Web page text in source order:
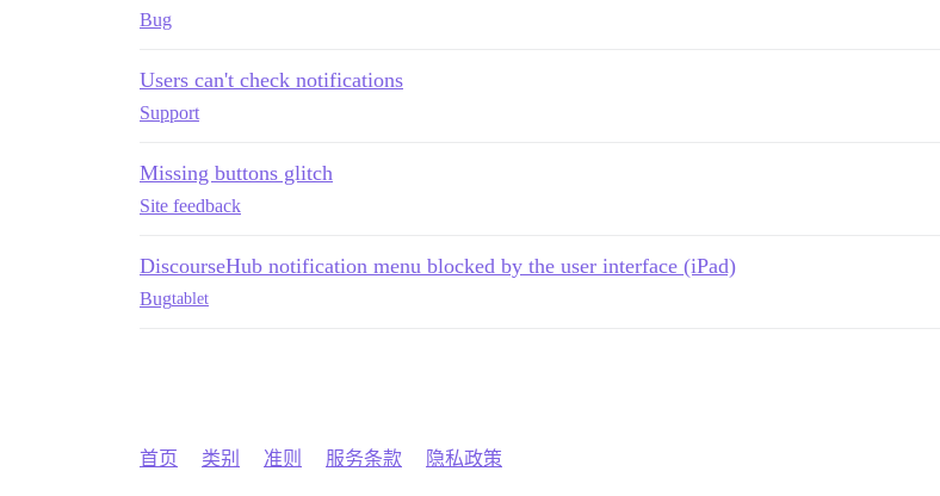
Bug
Users can't check notifications
Support
Missing buttons glitch
Site feedback
DiscourseHub notification menu blocked by the user interface (iPad)
Bugtablet
首页 类别 准则 服务条款 隐私政策